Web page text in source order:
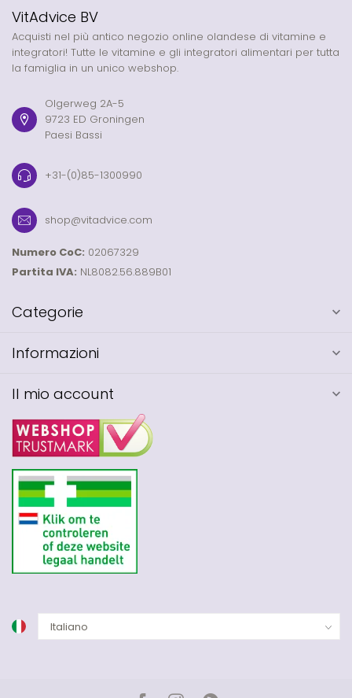
VitAdvice BV
Acquisti nel più antico negozio online olandese di vitamine e
integratori! Tutte le vitamine e gli integratori alimentari per tutta
la famiglia in un unico webshop.
Olgerweg 2A-5
9723 ED Groningen
Paesi Bassi
+31-(0)85-1300990
shop@vitadvice.com
Numero CoC: 02067329
Partita IVA: NL8082.56.889B01
Categorie
Informazioni
Il mio account